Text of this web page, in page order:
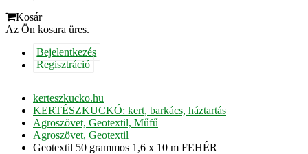
Kosár
Az Ön kosara üres.
Bejelentkezés
Regisztráció
kerteszkucko.hu
KERTÉSZKUCKÓ: kert, barkács, háztartás
Agroszövet, Geotextil, Műfű
Agroszövet, Geotextil
Geotextil 50 grammos 1,6 x 10 m FEHÉR